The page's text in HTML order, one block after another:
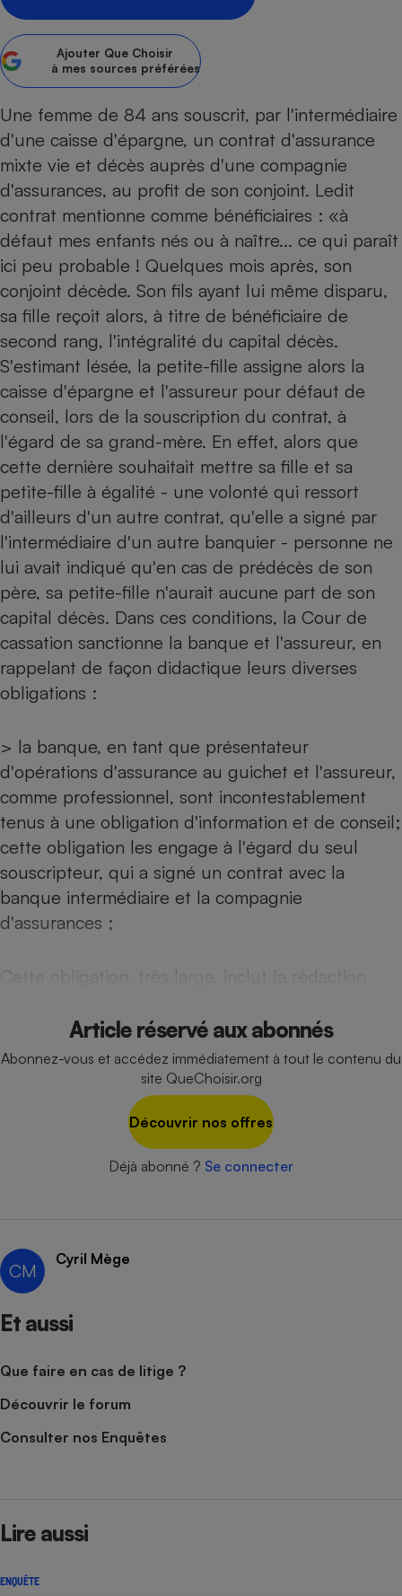
Ajouter Que Choisir
à mes sources préférées
Une femme de 84 ans souscrit, par l'intermédiaire
d'une caisse d'épargne, un contrat d'assurance
mixte vie et décès auprès d'une compagnie
d'assurances, au profit de son conjoint. Ledit
contrat mentionne comme bénéficiaires : «à
défaut mes enfants nés ou à naître... ce qui paraît
ici peu probable ! Quelques mois après, son
conjoint décède. Son fils ayant lui même disparu,
sa fille reçoit alors, à titre de bénéficiaire de
second rang, l'intégralité du capital décès.
S'estimant lésée, la petite-fille assigne alors la
caisse d'épargne et l'assureur pour défaut de
conseil, lors de la souscription du contrat, à
l'égard de sa grand-mère. En effet, alors que
cette dernière souhaitait mettre sa fille et sa
petite-fille à égalité - une volonté qui ressort
d'ailleurs d'un autre contrat, qu'elle a signé par
l'intermédiaire d'un autre banquier - personne ne
lui avait indiqué qu'en cas de prédécès de son
père, sa petite-fille n'aurait aucune part de son
capital décès. Dans ces conditions, la Cour de
cassation sanctionne la banque et l'assureur, en
rappelant de façon didactique leurs diverses
obligations :
> la banque, en tant que présentateur
d'opérations d'assurance au guichet et l'assureur,
comme professionnel, sont incontestablement
tenus à une obligation d'information et de conseil;
cette obligation les engage à l'égard du seul
souscripteur, qui a signé un contrat avec la
banque intermédiaire et la compagnie
d'assurances ;
Cette obligation, très large, inclut la rédaction
Article réservé aux abonnés
Abonnez-vous et accédez immédiatement à tout le contenu du
site QueChoisir.org
Découvrir nos offres
Déjà abonné ? Se connecter
CM
Cyril Mège
Et aussi
Que faire en cas de litige ?
Découvrir le forum
Consulter nos Enquêtes
Lire aussi
ENQUÊTE
Sécurité - Hygiène
Supermarché - Drive
Complément
alimentaire
bouteille
Assurance
Assurance emprunteur
Banque
Circulation routière
Moto
Comparateur auto
Supermarché - Drive
Comparatif plaque à
Comparatif hotte
Comparatif climatiseur
Comparatif aspirateur
Comparatif aspirateur
Comparatif cafetière
Comparatif robot cuiseur
Comparatif centrale
Gros électroménager
Petit électroménager -
Lave-linge
Plaque de cuisson à
induction
Climatiseur -
Ventilateur
Électricité - Gaz
Comparatif barre de son
Comparatif imprimante
Comparatif ordinateur
Comparatif ultrabook
Comparatif tablette
Image et son
Informatique
Internet
Téléphonie
Téléviseur
Téléphone mobile -
Smartphone
Comparatif poêle à
Comparatif radiateur
Aménagement
Bricolage - Jardinage
Chauffage
Produit d'entretien
Sécurité domestique
Matelas
Radiateur électrique
Hygiène - Beauté
Maladie - Médecine -
Système de santé -
Mutuelle
Antimoustique
Retraite
Choisir son pellet
Comparateur assurance emprunteur
Tous les comparateurs
Toutes les cartes interactives
Speedtest - Testez le débit de votre
connexion Internet